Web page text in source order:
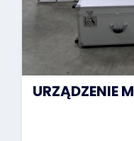
URZĄDZENIE